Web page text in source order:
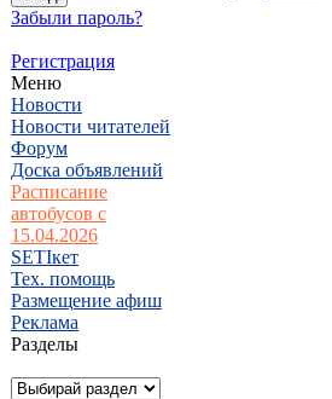
Забыли пароль?
Регистрация
Меню
Новости
Новости читателей
Форум
Доска объявлений
Расписание
автобусов с
15.04.2026
SETIкет
Тех. помощь
Размещение афиш
Реклама
Разделы